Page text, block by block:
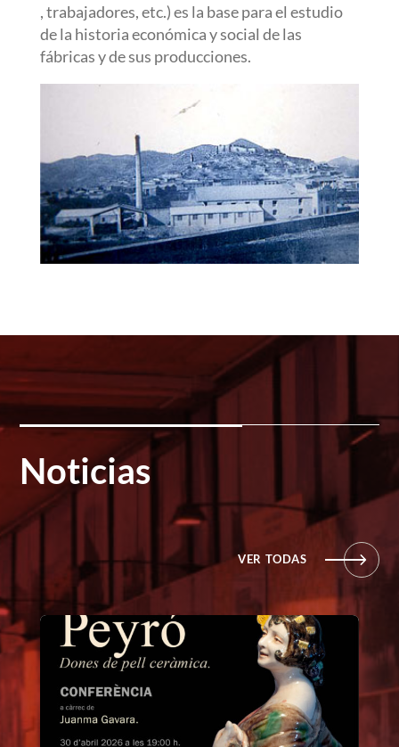
, trabajadores, etc.) es la base para el estudio
de la historia económica y social de las
fábricas y de sus producciones.
Noticias
VER TODAS